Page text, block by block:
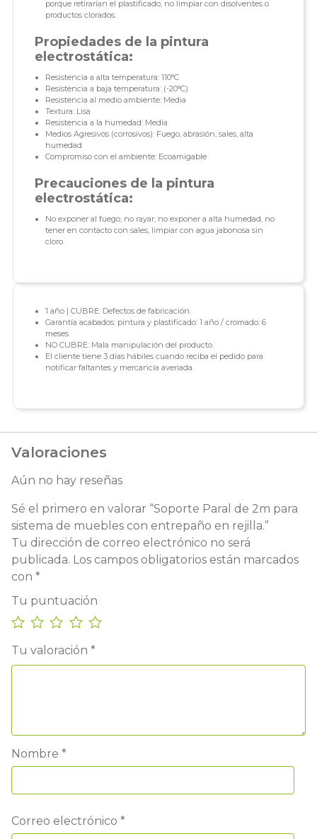
porque retirarían el plastificado, no limpiar con disolventes o
productos clorados.
Propiedades de la pintura
electrostática:
Resistencia a alta temperatura: 110°C
Resistencia a baja temperatura: (-20°C)
Resistencia al medio ambiente: Media
Textura: Lisa
Resistencia a la humedad: Media
Medios Agresivos (corrosivos): Fuego, abrasión, sales, alta
humedad
Compromiso con el ambiente: Ecoamigable
Precauciones de la pintura
electrostática:
No exponer al fuego, no rayar, no exponer a alta humedad, no
tener en contacto con sales, limpiar con agua jabonosa sin
cloro.
1 año | CUBRE: Defectos de fabricación.
Garantía acabados: pintura y plastificado: 1 año / cromado: 6
meses
NO CUBRE: Mala manipulación del producto.
El cliente tiene 3 días hábiles cuando reciba el pedido para
notificar faltantes y mercancía averiada.
Valoraciones
Aún no hay reseñas
Sé el primero en valorar “Soporte Paral de 2m para
sistema de muebles con entrepaño en rejilla.”
Tu dirección de correo electrónico no será
publicada. Los campos obligatorios están marcados
con *
Tu puntuación
Tu valoración *
Nombre *
Correo electrónico *